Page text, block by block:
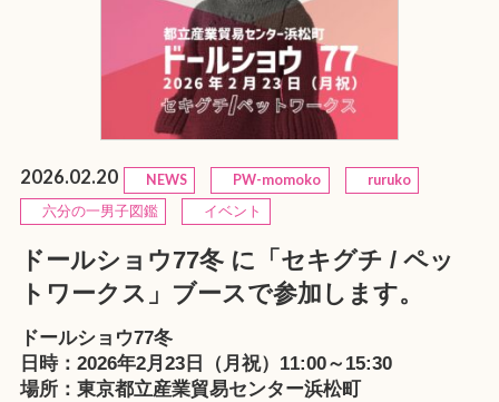
2026.02.20 NEWS PW-momoko
ruruko
六分の一男子図鑑
イベント
ドールショウ77冬 に「セキグチ / ペッ
トワークス」ブースで参加します。
ドールショウ77冬
日時：2026年2月23日（月祝）11:00～15:30
場所：東京都立産業貿易センター浜松町